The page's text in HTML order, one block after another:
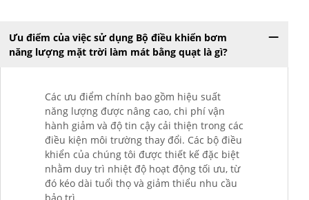
Ưu điểm của việc sử dụng Bộ điều khiển bơm
năng lượng mặt trời làm mát bằng quạt là gì?
Các ưu điểm chính bao gồm hiệu suất
năng lượng được nâng cao, chi phí vận
hành giảm và độ tin cậy cải thiện trong các
điều kiện môi trường thay đổi. Các bộ điều
khiển của chúng tôi được thiết kế đặc biệt
nhằm duy trì nhiệt độ hoạt động tối ưu, từ
đó kéo dài tuổi thọ và giảm thiểu nhu cầu